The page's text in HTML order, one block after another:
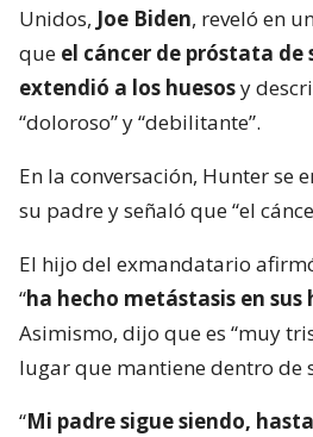
Unidos, Joe Biden, reveló en
que el cáncer de próstata de
extendió a los huesosy
“doloroso” y “debilitante”.
En la conversación, Hunter se
su padre y señaló que “el
El hijo del exmandatario
“ha hecho metástasis en sus
Asimismo, dijo que es “muy
lugar que mantiene dentro de
“Mi padre sigue siendo,